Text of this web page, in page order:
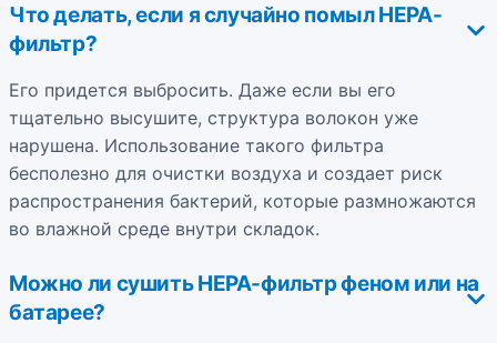
Что делать, если я случайно помыл HEPA-
фильтр?
Его придется выбросить. Даже если вы его
тщательно высушите, структура волокон уже
нарушена. Использование такого фильтра
бесполезно для очистки воздуха и создает риск
распространения бактерий, которые размножаются
во влажной среде внутри складок.
Можно ли сушить HEPA-фильтр феном или на
батарее?